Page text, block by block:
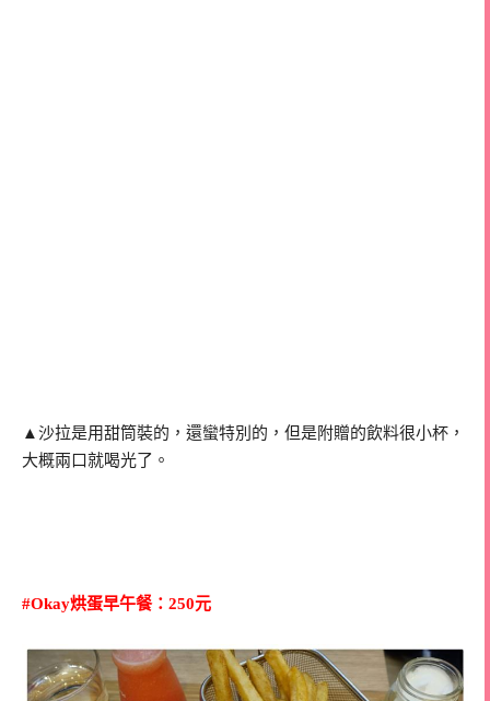
▲沙拉是用甜筒裝的，還蠻特別的，但是附贈的飲料很小杯，
大概兩口就喝光了。
#Okay烘蛋早午餐：250元